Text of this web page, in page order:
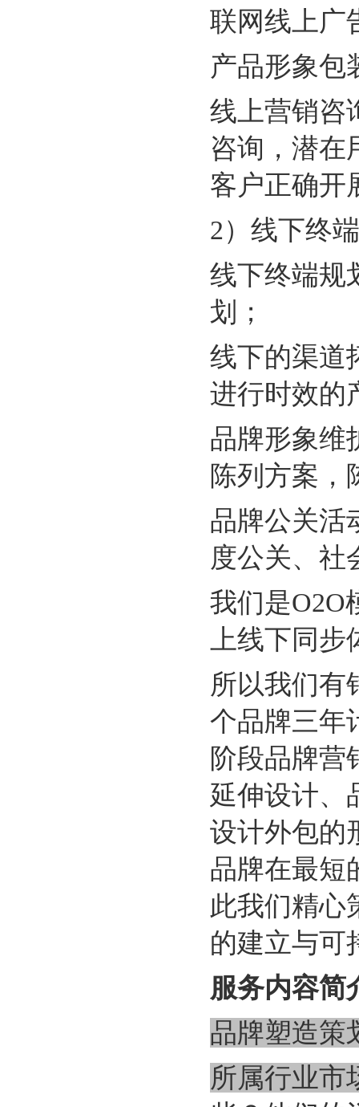
联网线上广
产品形象包
线上营销咨
咨询，潜在
客户正确开
2） 线下终
线下终端规
划；
线下的渠道
进行时效的
品牌形象维
陈列方案，
品牌公关活
度公关、社
我们是O2O
上线下同
所以我们有
个品牌三年
阶段品牌营
延伸设计、
设计外包的
品牌在最短
此我们精心
的建立与可
服务内容简
品牌塑造策
所属行业市